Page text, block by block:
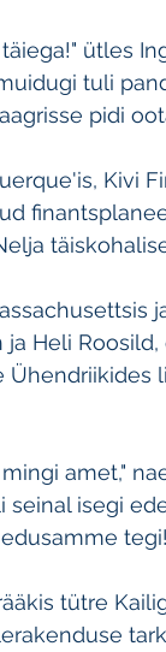
ütles
tuli
pidi
Kivi
ja Heli
Ühendriikides
amet,"
seinal isegi
tegi!
tütre